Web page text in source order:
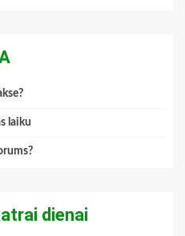
laiku
dienai